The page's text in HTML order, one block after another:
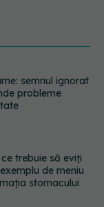
trebuie să eviți
de meniu
stomacului
traversa bariera
hormonii